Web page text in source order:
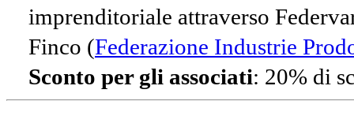
imprenditoriale attraverso
Finco (Federazione Industrie
Sconto per gli associati: 20% di